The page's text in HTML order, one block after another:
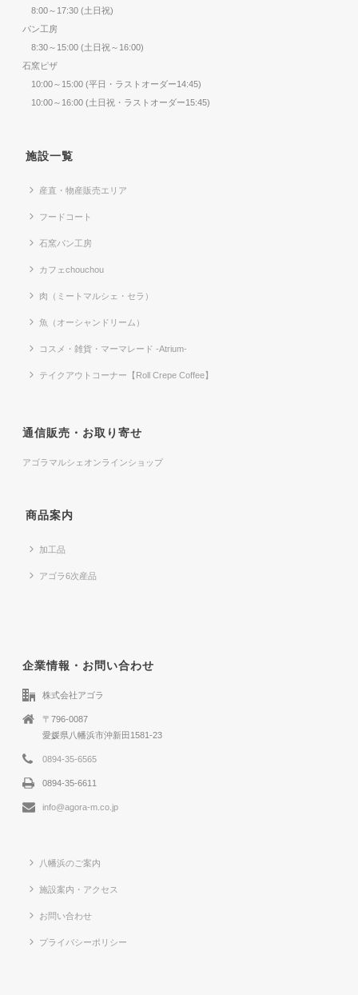
8:00～17:30 (土日祝)
パン工房
8:30～15:00 (土日祝～16:00)
石窯ピザ
10:00～15:00 (平日・ラストオーダー14:45)
10:00～16:00 (土日祝・ラストオーダー15:45)
施設一覧
産直・物産販売エリア
フードコート
石窯パン工房
カフェchouchou
肉（ミートマルシェ・セラ）
魚（オーシャンドリーム）
コスメ・雑貨・マーマレード -Atrium-
テイクアウトコーナー【Roll Crepe Coffee】
通信販売・お取り寄せ
アゴラマルシェオンラインショップ
商品案内
加工品
アゴラ6次産品
企業情報・お問い合わせ
株式会社アゴラ
〒796-0087
愛媛県八幡浜市沖新田1581-23
0894-35-6565
0894-35-6611
info@agora-m.co.jp
八幡浜のご案内
施設案内・アクセス
お問い合わせ
プライバシーポリシー